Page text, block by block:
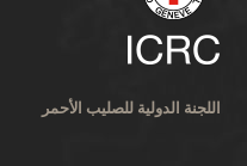
اللجنة الدولية للصليب الأحمر